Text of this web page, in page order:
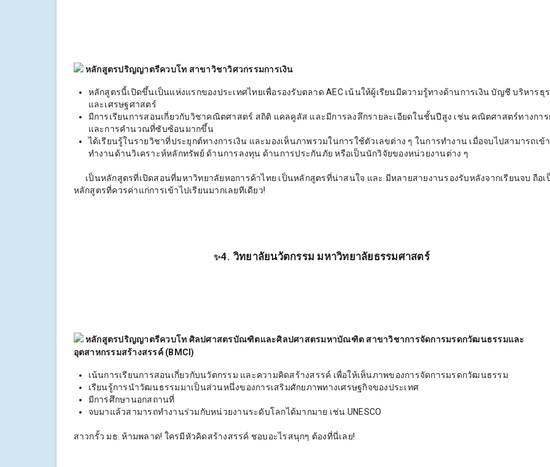
หลักสูตรปริญญาตรีควบโท สาขาวิชาวิศวกรรมการเงิน
หลักสูตรนี้เปิดขึ้นเป็นแห่งแรกของประเทศไทยเพื่อรองรับตลาด AEC เน้นให้ผู้เรียนมีความรู้ทางด้านการเงิน บัญชี บริหารธุ
และเศรษฐศาสตร์
มีการเรียนการสอนเกี่ยวกับวิชาคณิตศาสตร์ สถิติ แคลคูลัส และมีการลงลึกรายละเอียดในชั้นปีสูง เช่น คณิตศาสตร์ทางการ
และการคำนวณที่ซับซ้อนมากขึ้น
ได้เรียนรู้ในรายวิชาที่ประยุกต์ทางการเงิน และมองเห็นภาพรวมในการใช้ตัวเลขต่าง ๆ ในการทำงาน เมื่อจบไปสามารถเข้า
ทำงานด้านวิเคราะห์หลักทรัพย์ ด้านการลงทุน ด้านการประกันภัย หรือเป็นนักวิจัยของหน่วยงานต่าง ๆ
เป็นหลักสูตรที่เปิดสอนที่มหาวิทยาลัยหอการค้าไทย เป็นหลักสูตรที่น่าสนใจ และ มีหลายสายงานรองรับหลังจากเรียนจบ ถือเ
หลักสูตรที่ควรค่าแก่การเข้าไปเรียนมากเลยทีเดียว!
✨4. วิทยาลัยนวัตกรรม มหาวิทยาลัยธรรมศาสตร์
หลักสูตรปริญญาตรีควบโท ศิลปศาสตรบัณฑิตและศิลปศาสตรมหาบัณฑิต สาขาวิชาการจัดการมรดกวัฒนธรรมและ
อุตสาหกรรมสร้างสรรค์ (BMCI)
เน้นการเรียนการสอนเกี่ยวกับนวัตกรรม และความคิดสร้างสรรค์ เพื่อให้เห็นภาพของการจัดการมรดกวัฒนธรรม
เรียนรู้การนำวัฒนธรรมมาเป็นส่วนหนึ่งของการเสริมศักยภาพทางเศรษฐกิจของประเทศ
มีการศึกษานอกสถานที่
จบมาแล้วสามารถทำงานร่วมกับหน่วยงานระดับโลกได้มากมาย เช่น UNESCO
สาวกรั้ว มธ. ห้ามพลาด! ใครมีหัวคิดสร้างสรรค์ ชอบอะไรสนุกๆ ต้องที่นี่เลย!